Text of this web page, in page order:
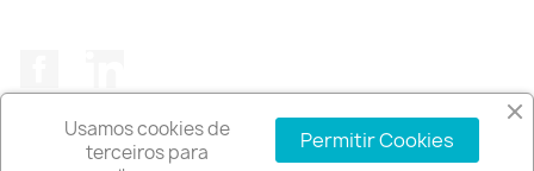
Usamos cookies de
terceiros para
Permitir Cookies